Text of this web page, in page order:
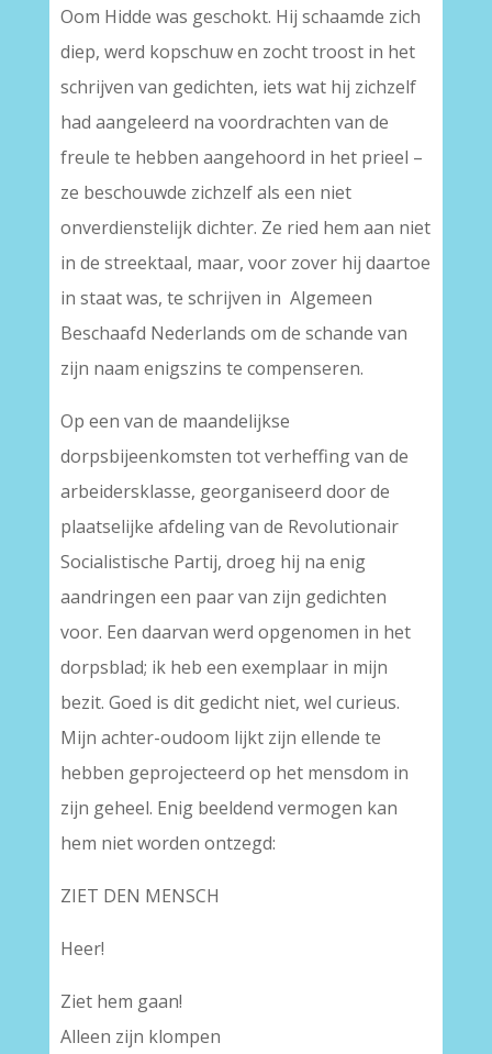
Oom Hidde was geschokt. Hij schaamde zich
diep, werd kopschuw en zocht troost in het
schrijven van gedichten, iets wat hij zichzelf
had aangeleerd na voordrachten van de
freule te hebben aangehoord in het prieel –
ze beschouwde zichzelf als een niet
onverdienstelijk dichter. Ze ried hem aan niet
in de streektaal, maar, voor zover hij daartoe
in staat was, te schrijven in Algemeen
Beschaafd Nederlands om de schande van
zijn naam enigszins te compenseren.
Op een van de maandelijkse
dorpsbijeenkomsten tot verheffing van de
arbeidersklasse, georganiseerd door de
plaatselijke afdeling van de Revolutionair
Socialistische Partij, droeg hij na enig
aandringen een paar van zijn gedichten
voor. Een daarvan werd opgenomen in het
dorpsblad; ik heb een exemplaar in mijn
bezit. Goed is dit gedicht niet, wel curieus.
Mijn achter-oudoom lijkt zijn ellende te
hebben geprojecteerd op het mensdom in
zijn geheel. Enig beeldend vermogen kan
hem niet worden ontzegd:
ZIET DEN MENSCH
Heer!
Ziet hem gaan!
Alleen zijn klompen